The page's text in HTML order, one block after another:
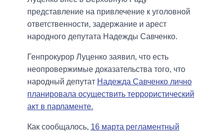
представление на привлечение к уголовной
ответственности, задержание и арест
народного депутата Надежды Савченко.
Генпрокурор Луценко заявил, что есть
неопровержимые доказательства того, что
народный депутат Надежда Савченко лично
планировала осуществить террористический
акт в парламенте.
Как сообщалось, 16 марта регламентный